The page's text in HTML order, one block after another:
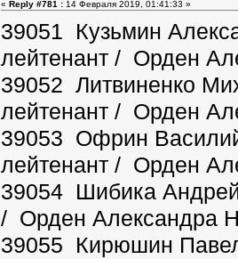
« Reply #781 :14 Февраля 2019, 01:41:33 »
39051 Кузьмин
лейтенант / Орден
39052 Литвиненко
лейтенант / Орден
39053 Офрин
лейтенант / Орден
39054 Шибика Андрей
/ Орден Александра
39055 Кирюшин